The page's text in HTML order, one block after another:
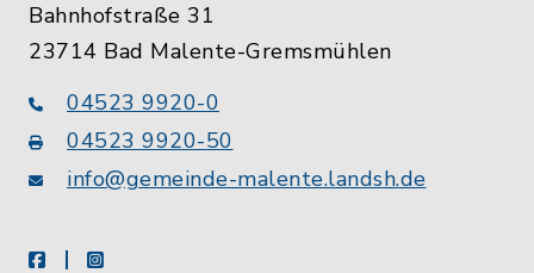
Bahnhofstraße 31
23714 Bad Malente-Gremsmühlen
04523 9920-0
04523 9920-50
info@gemeinde-malente.landsh.de
facebookinstagram